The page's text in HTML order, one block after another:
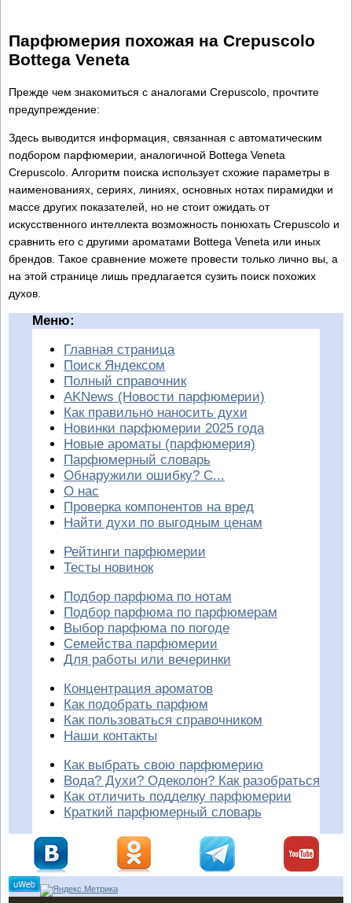
Парфюмерия похожая на Crepuscolo
Bottega Veneta
Прежде чем знакомиться с аналогами Crepuscolo, прочтите
предупреждение:
Здесь выводится информация, связанная с автоматическим
подбором парфюмерии, аналогичной Bottega Veneta
Crepuscolo. Алгоритм поиска использует схожие параметры в
наименованиях, сериях, линиях, основных нотах пирамидки и
массе других показателей, но не стоит ожидать от
искусственного интеллекта возможность понюхать Crepuscolo и
сравнить его с другими ароматами Bottega Veneta или иных
брендов. Такое сравнение можете провести только лично вы, а
на этой странице лишь предлагается сузить поиск похожих
духов.
Меню:
Главная страница
Поиск Яндексом
Полный справочник
AKNews (Новости парфюмерии)
Как правильно наносить духи
Новинки парфюмерии 2025 года
Новые ароматы (парфюмерия)
Парфюмерный словарь
Обнаружили ошибку? С...
О нас
Проверка компонентов на вред
Найти духи по выгодным ценам
Рейтинги парфюмерии
Тесты новинок
Подбор парфюма по нотам
Подбор парфюма по парфюмерам
Выбор парфюма по погоде
Семейства парфюмерии
Для работы или вечеринки
Концентрация ароматов
Как подобрать парфюм
Как пользоваться справочником
Наши контакты
Как выбрать свою парфюмерию
Вода? Духи? Одеколон? Как разобраться
Как отличить подделку парфюмерии
Краткий парфюмерный словарь